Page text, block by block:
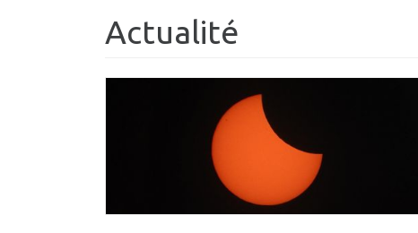
Actualité